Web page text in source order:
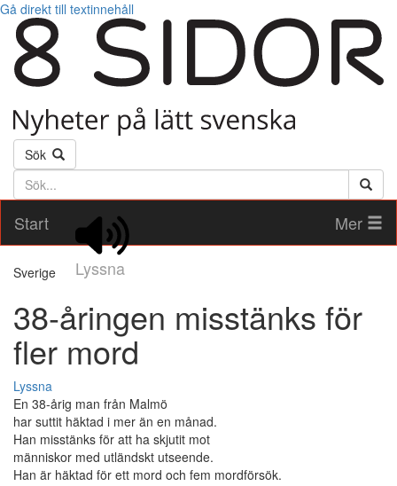
Gå direkt till textinnehåll
Sök
Söktext
Start
Lyssna
Mer
Sverige
38-åringen misstänks för
fler mord
Lyssna
En 38-årig man från Malmö
har suttit häktad i mer än en månad.
Han misstänks för att ha skjutit mot
människor med utländskt utseende.
Han är häktad för ett mord och fem mordförsök.